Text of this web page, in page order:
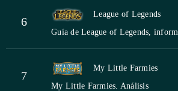
6
League of Legends
Guía de League of Legends,
7
My Little Farmies
My Little Farmies. Análisis